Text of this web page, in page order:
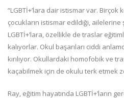
“LGBTİ+’lara dair istismar var.
çocukların istismar edildiği,
LGBTİ+’lara, özellikle de traslar
kalıyorlar. Okul başarıları ciddi
kırılıyor. Okullardaki homofobik ve
kaçabilmek için de okulu terk etmek
Ray, eğitim hayatında LGBTİ+’ların